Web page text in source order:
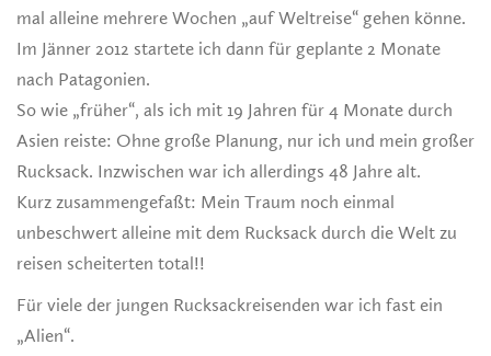
mal alleine mehrere Wochen „auf Weltreise“ gehen könne.
Im Jänner 2012 startete ich dann für geplante 2 Monate
nach Patagonien.
So wie „früher“, als ich mit 19 Jahren für 4 Monate durch
Asien reiste: Ohne große Planung, nur ich und mein großer
Rucksack. Inzwischen war ich allerdings 48 Jahre alt.
Kurz zusammengefaßt: Mein Traum noch einmal
unbeschwert alleine mit dem Rucksack durch die Welt zu
reisen scheiterten total!!
Für viele der jungen Rucksackreisenden war ich fast ein
„Alien“.